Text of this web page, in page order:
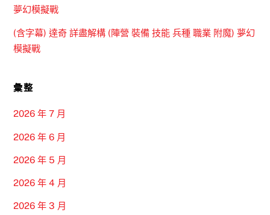
夢幻模擬戰
(含字幕) 達奇 詳盡解構 (陣營 裝備 技能 兵種 職業 附魔) 夢幻
模擬戰
彙整
2026 年 7 月
2026 年 6 月
2026 年 5 月
2026 年 4 月
2026 年 3 月